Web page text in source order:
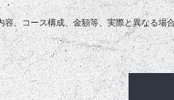
、コース構成、金額等、実際と異なる場